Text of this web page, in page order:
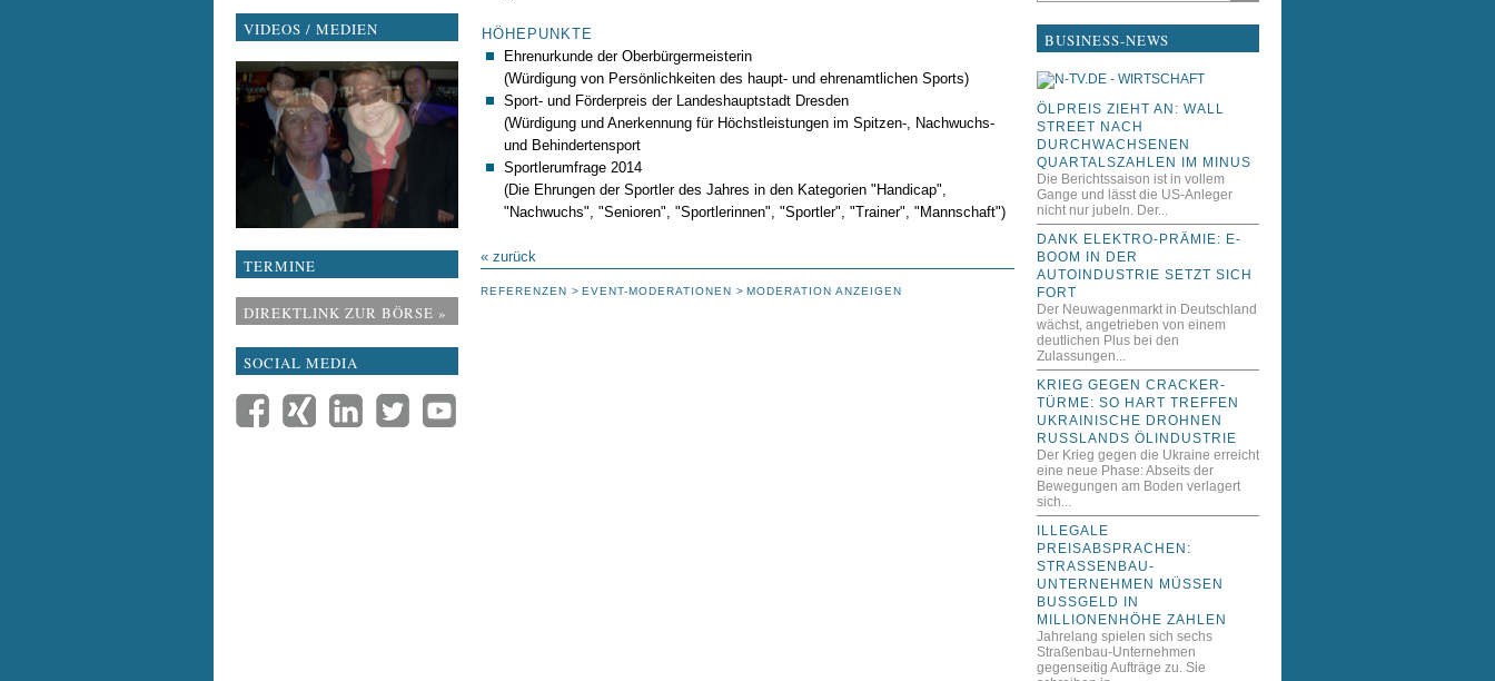
HÖHEPUNKTE
Ehrenurkunde der Oberbürgermeisterin
(Würdigung von Persönlichkeiten des haupt- und ehrenamtlichen Sports)
Sport- und Förderpreis der Landeshauptstadt Dresden
(Würdigung und Anerkennung für Höchstleistungen im Spitzen-, Nachwuchs-
und Behindertensport
Sportlerumfrage 2014
(Die Ehrungen der Sportler des Jahres in den Kategorien "Handicap",
"Nachwuchs", "Senioren", "Sportlerinnen", "Sportler", "Trainer", "Mannschaft")
« zurück
REFERENZEN EVENT-MODERATIONEN MODERATION ANZEIGEN
VIDEOS / MEDIEN
TERMINE
DIREKTLINK ZUR BÖRSE »
SOCIAL MEDIA
BUSINESS-NEWS
ÖLPREIS ZIEHT AN: WALL
STREET NACH
DURCHWACHSENEN
QUARTALSZAHLEN IM MINUS
Die Berichtssaison ist in vollem
Gange und lässt die US-Anleger
nicht nur jubeln. Der...
DANK ELEKTRO-PRÄMIE: E-
BOOM IN DER
AUTOINDUSTRIE SETZT SICH
FORT
Der Neuwagenmarkt in Deutschland
wächst, angetrieben von einem
deutlichen Plus bei den
Zulassungen...
KRIEG GEGEN CRACKER-
TÜRME: SO HART TREFFEN
UKRAINISCHE DROHNEN
RUSSLANDS ÖLINDUSTRIE
Der Krieg gegen die Ukraine erreicht
eine neue Phase: Abseits der
Bewegungen am Boden verlagert
sich...
ILLEGALE
PREISABSPRACHEN:
STRASSENBAU-U
NTERNEHMEN MÜSSEN B
USSGELD IN MI
LLIONENHÖHE ZAHLEN
Jahrelang spielen sich sechs
Straßenbau-Unternehmen
gegenseitig Aufträge zu. Sie